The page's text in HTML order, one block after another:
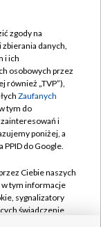
zgody na
danych,
i ich
osobowych przez
również „TVP”),
Zaufanych
tym do
i
poniżej, a
do Google.
Ciebie naszych
w tym informacje
sygnalizatory
świadczenie